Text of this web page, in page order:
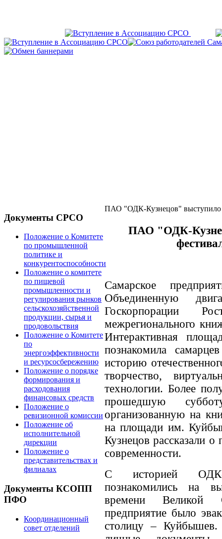
Документы СРСО
Положение о Комитете
по промышленной
политике и
конкурентоспособности
Положение о комитете
по пищевой
промышленности и
регулирования рынков
сельскохозяйственной
продукции, сырья и
продовольствия
Положение о Комитете
по
энергоэффективности
и ресурсосбережению
Положение о порядке
формирования и
расходования
финансовых средств
Положение о
ревизионной комиссии
Положение об
исполнительной
дирекции
Положение о
представительствах и
филиалах
Документы КСОПП
ПФО
Координационный
совет отделений
ПАО "ОДК-Кузнецов" выступило
ПАО "ОДК-
Самарское
Объединенную
Госкорпорации
межрегионального
Интерактивная
познакомила
историю
творчество,
технологии. Более
прошедшую
организованную на
на площади им.
Кузнецов рассказали
современности.
С историей ОДК-
познакомились на
времени Великой
предприятие было
столицу – Куйбышев.